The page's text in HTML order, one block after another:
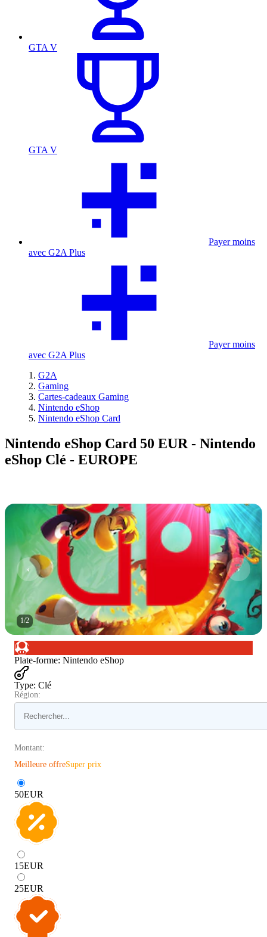
GTA V
GTA V
Payer moins
avec G2A Plus
Payer moins
avec G2A Plus
G2A
Gaming
Cartes-cadeaux Gaming
Nintendo eShop
Nintendo eShop Card
Nintendo eShop Card 50 EUR - Nintendo
eShop Clé - EUROPE
1/2
Plate-forme: Nintendo eShop
Type: Clé
Région:
Montant:
Meilleure offreSuper prix
50EUR
15EUR
25EUR